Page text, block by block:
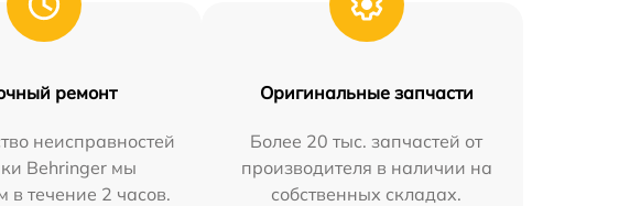
ремонт
неисправностей
Behringer мы
в течение 2 часов.
Оригинальные запчасти
Более 20 тыс. запчастей от
производителя в наличии на
собственных складах.